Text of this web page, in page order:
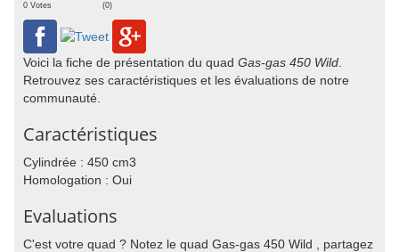
0 Votes (0)
Voici la fiche de présentation du quad Gas-gas 450 Wild
Retrouvez ses caractéristiques et les évaluations de notre
communauté.
Caractéristiques
Cylindrée : 450 cm3
Homologation : Oui
Evaluations
C'est votre quad ? Notez le quad Gas-gas 450 Wild , partagez